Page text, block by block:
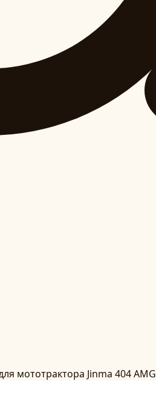
мототрактора Jinma 404 AMG